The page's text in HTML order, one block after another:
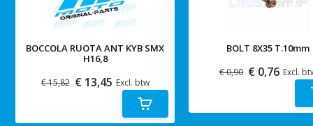
BOCCOLA RUOTA ANT KYB SMX
H16,8
€ 15,82 € 13,45 Excl. btw
BOLT 8X35 T.10mm
€ 0,90 € 0,76 Excl.